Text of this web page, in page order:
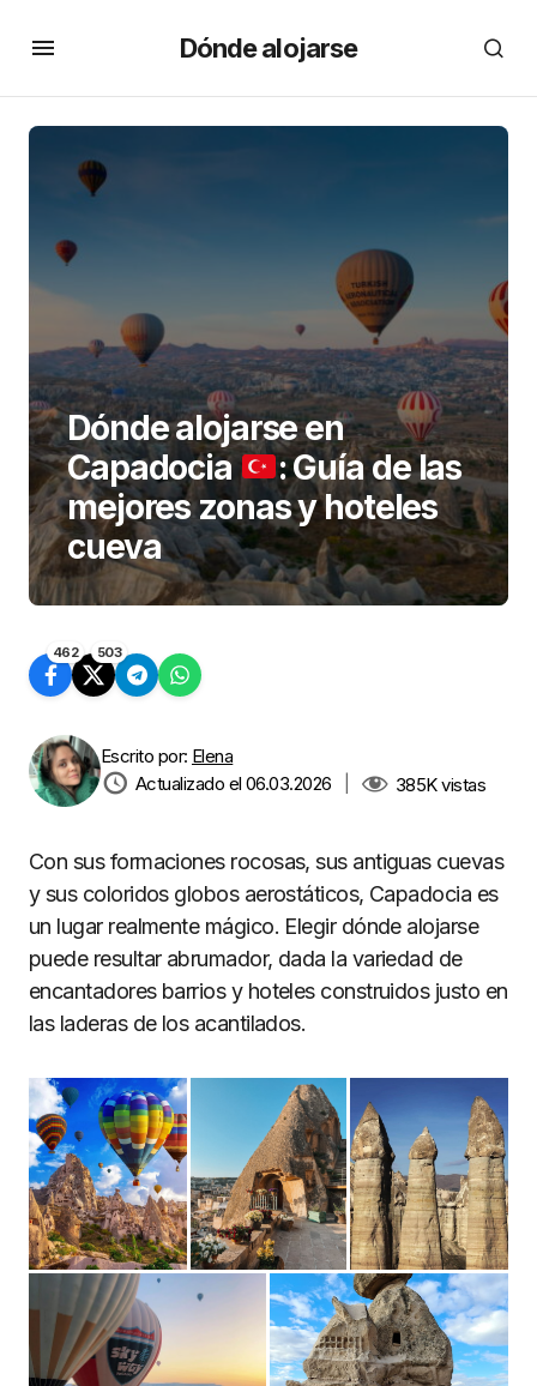
Dónde alojarse
Dónde alojarse en
Capadocia
: Guía de las
mejores zonas y hoteles
cueva
462 503
Escrito por: Elena
Actualizado el 06.03.2026
385Kvistas
Con sus formaciones rocosas, sus antiguas cuevas
y sus coloridos globos aerostáticos, Capadocia es
un lugar realmente mágico. Elegir dónde alojarse
puede resultar abrumador, dada la variedad de
encantadores barrios y hoteles construidos justo en
las laderas de los acantilados.